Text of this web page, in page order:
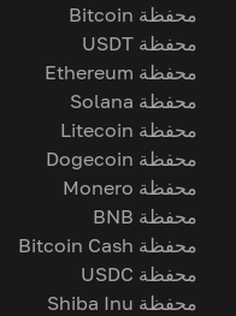
محفظة Bitcoin
محفظة USDT
محفظة Ethereum
محفظة Solana
محفظة Litecoin
محفظة Dogecoin
محفظة Monero
محفظة BNB
محفظة Bitcoin Cash
محفظة USDC
محفظة Shiba Inu